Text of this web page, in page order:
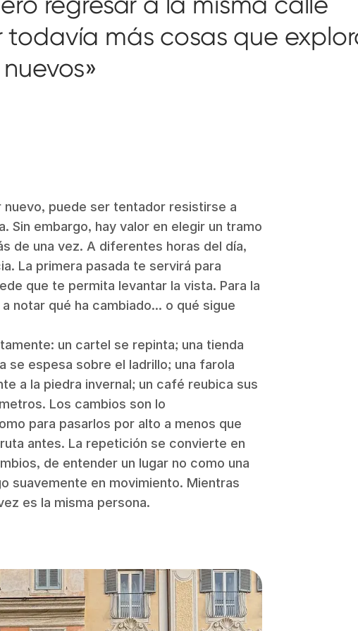
todavía más cosas que
nuevo, puede ser tentador resistirse a
Sin embargo, hay valor en elegir un tramo
de una vez. A diferentes horas del día,
La primera pasada te servirá para
que te permita levantar la vista. Para la
notar qué ha cambiado... o qué sigue
un cartel se repinta; una tienda
se espesa sobre el ladrillo; una farola
a la piedra invernal; un café reubica sus
Los cambios son lo
para pasarlos por alto a menos que
antes. La repetición se convierte en
de entender un lugar no como una
suavemente en movimiento. Mientras
es la misma persona.